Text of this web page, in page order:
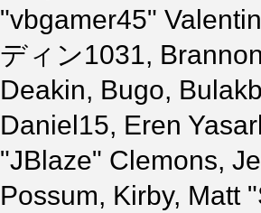
"vbgamer45"
ディン1031,
Deakin, Bugo,
Daniel15, Eren
"JBlaze" Clemons,
Possum, Kirby, Matt